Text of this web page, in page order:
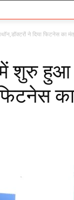
ने दिया फिटनेस का
में शुरु हुआ
फिटनेस